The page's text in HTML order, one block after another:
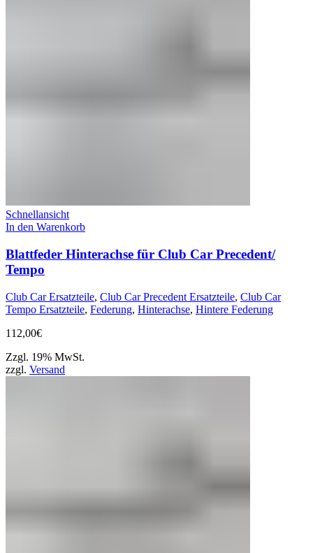
Schnellansicht
In den Warenkorb
Blattfeder Hinterachse für Club Car Precedent/
Tempo
Club Car Ersatzteile, Club Car Precedent Ersatzteile, Club Car
Tempo Ersatzteile, Federung, Hinterachse, Hintere Federung
112,00€
Zzgl. 19% MwSt.
zzgl. Versand